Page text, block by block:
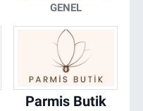
GENEL
Parmis Butik